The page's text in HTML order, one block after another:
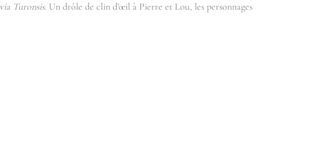
via Turonsis. Un drôle de clin d’œil à Pierre et Lou, les personnages